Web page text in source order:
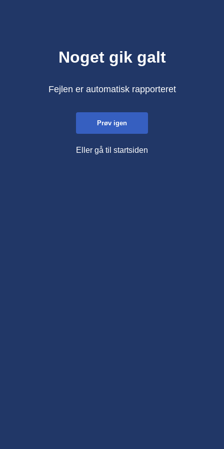
Noget gik galt
Fejlen er automatisk rapporteret
Prøv igen
Eller gå til startsiden